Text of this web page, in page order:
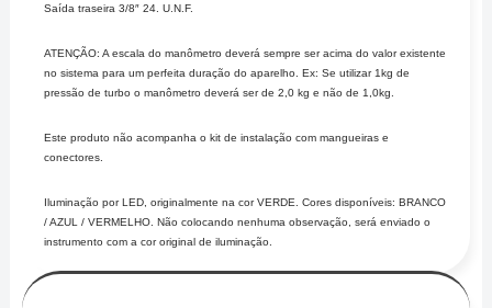
Saída traseira 3/8″ 24. U.N.F.
ATENÇÃO: A escala do manômetro deverá sempre ser acima do valor existente
no sistema para um perfeita duração do aparelho. Ex: Se utilizar 1kg de
pressão de turbo o manômetro deverá ser de 2,0 kg e não de 1,0kg.
Este produto não acompanha o kit de instalação com mangueiras e
conectores.
Iluminação por LED, originalmente na cor VERDE. Cores disponíveis: BRANCO
/ AZUL / VERMELHO. Não colocando nenhuma observação, será enviado o
instrumento com a cor original de iluminação.